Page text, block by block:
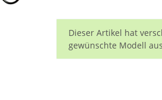
x
Dieser Artikel hat
gewünschte Modell